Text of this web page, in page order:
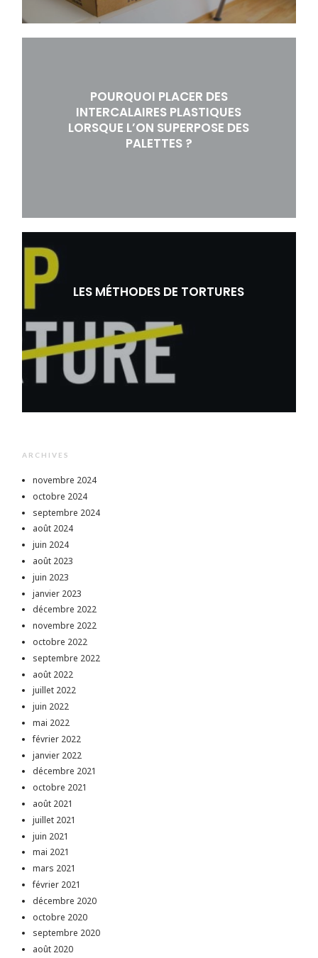
POURQUOI PLACER DES
INTERCALAIRES PLASTIQUES
LORSQUE L’ON SUPERPOSE DES
PALETTES ?
LES MÉTHODES DE TORTURES
ARCHIVES
novembre 2024
octobre 2024
septembre 2024
août 2024
juin 2024
août 2023
juin 2023
janvier 2023
décembre 2022
novembre 2022
octobre 2022
septembre 2022
août 2022
juillet 2022
juin 2022
mai 2022
février 2022
janvier 2022
décembre 2021
octobre 2021
août 2021
juillet 2021
juin 2021
mai 2021
mars 2021
février 2021
décembre 2020
octobre 2020
septembre 2020
août 2020